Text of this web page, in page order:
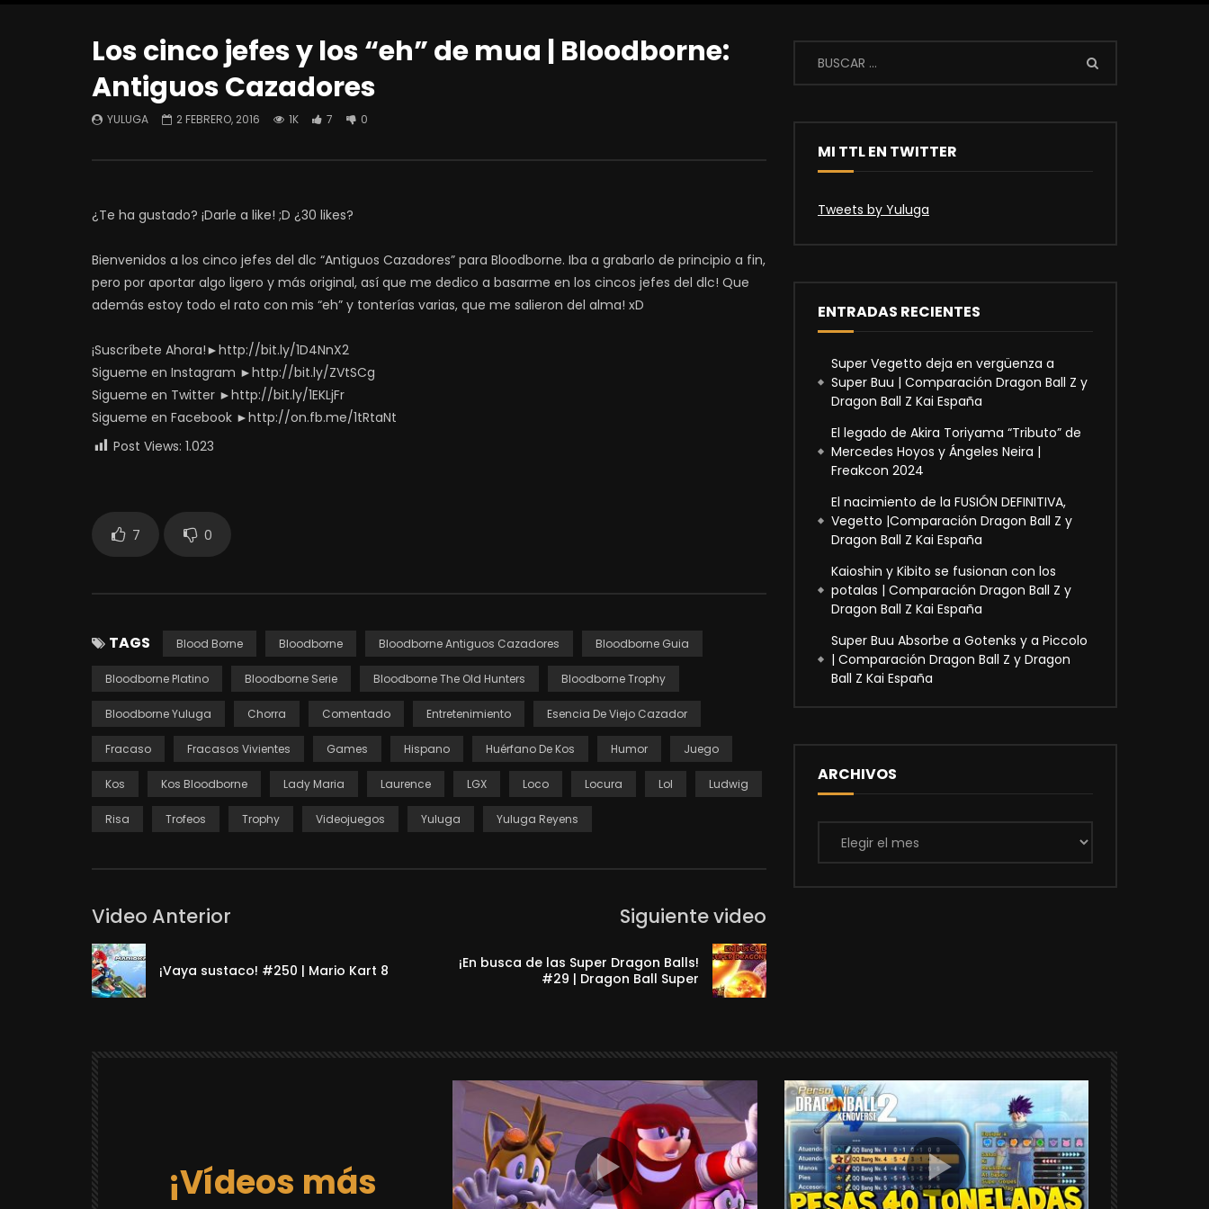
Los cinco jefes y los “eh” de mua | Bloodborne:
Antiguos Cazadores
YULUGA 2 FEBRERO, 2016 1K 7 0
¿Te ha gustado? ¡Darle a like! ;D ¿30 likes?
Bienvenidos a los cinco jefes del dlc “Antiguos Cazadores” para Bloodborne. Iba a grabarlo de principio a fin,
pero por aportar algo ligero y más original, así que me dedico a basarme en los cincos jefes del dlc! Que
además estoy todo el rato con mis “eh” y tonterías varias, que me salieron del alma! xD
¡Suscríbete Ahora!►http://bit.ly/1D4NnX2
Sigueme en Instagram ►http://bit.ly/ZVtSCg
Sigueme en Twitter ►http://bit.ly/1EKLjFr
Sigueme en Facebook ►http://on.fb.me/1tRtaNt
Post Views: 1.023
7 0
TAGS Blood Borne Bloodborne Bloodborne Antiguos Cazadores Bloodborne Guia
Bloodborne Platino Bloodborne Serie Bloodborne The Old Hunters Bloodborne Trophy
Bloodborne Yuluga Chorra Comentado Entretenimiento Esencia De Viejo Cazador
Fracaso Fracasos Vivientes Games Hispano Huérfano De Kos Humor Juego
Kos Kos Bloodborne Lady Maria Laurence LGX Loco Locura Lol Ludwig
Risa Trofeos Trophy Videojuegos Yuluga Yuluga Reyens
Video Anterior
¡Vaya sustaco! #250 | Mario Kart 8
Siguiente video
¡En busca de las Super Dragon Balls!
#29 | Dragon Ball Super
MI TTL EN TWITTER
Tweets by Yuluga
ENTRADAS RECIENTES
Super Vegetto deja en vergüenza a
Super Buu | Comparación Dragon Ball Z y
Dragon Ball Z Kai España
El legado de Akira Toriyama “Tributo” de
Mercedes Hoyos y Ángeles Neira |
Freakcon 2024
El nacimiento de la FUSIÓN DEFINITIVA,
Vegetto |Comparación Dragon Ball Z y
Dragon Ball Z Kai España
Kaioshin y Kibito se fusionan con los
potalas | Comparación Dragon Ball Z y
Dragon Ball Z Kai España
Super Buu Absorbe a Gotenks y a Piccolo
| Comparación Dragon Ball Z y Dragon
Ball Z Kai España
ARCHIVOS
Archivos
¡Vídeos más